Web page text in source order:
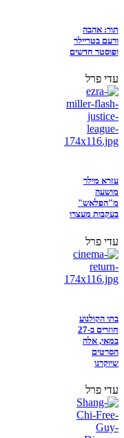
תור: אהבה
ורעם בטריילר
ופוסטר חדשים
עדי פרל
עזרא מילר
מושעה
מ"הפלאש"
בעקבות מעצרו
עדי פרל
בתי הקולנוע
חוזרים ב-27
במאי, אלה
הסרטים
שיוקרנו
עדי פרל